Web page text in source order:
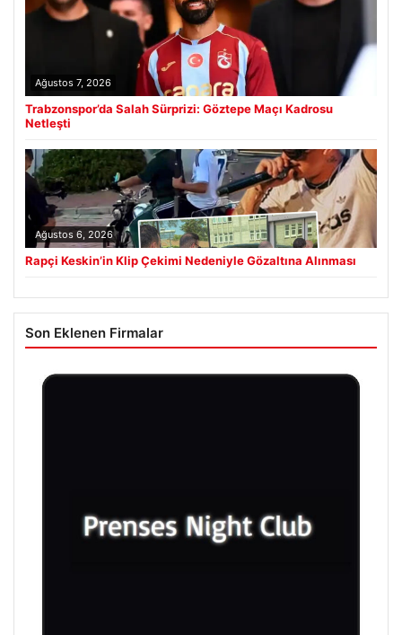
Ağustos 7, 2026
Trabzonspor’da Salah Sürprizi: Göztepe Maçı Kadrosu
Netleşti
Ağustos 6, 2026
Rapçi Keskin’in Klip Çekimi Nedeniyle Gözaltına Alınması
Son Eklenen Firmalar